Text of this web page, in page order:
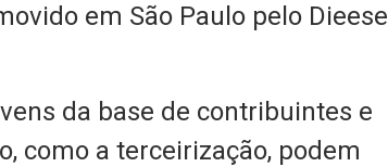
em São Paulo pelo Dieese
da base de contribuintes e
como a terceirização, podem